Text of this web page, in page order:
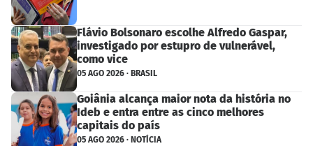
Flávio Bolsonaro escolhe Alfredo Gaspar,
investigado por estupro de vulnerável,
como vice
05 AGO 2026 · BRASIL
Goiânia alcança maior nota da história no
Ideb e entra entre as cinco melhores
capitais do país
05 AGO 2026 · NOTÍCIA